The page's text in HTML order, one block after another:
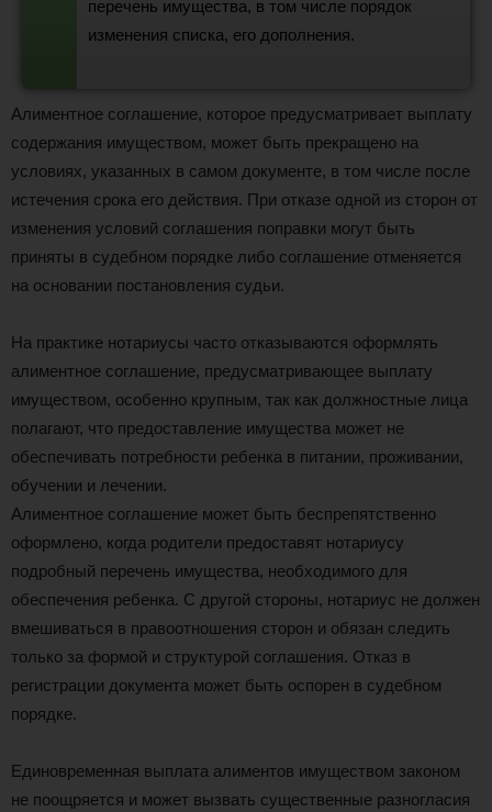
перечень имущества, в том числе порядок
изменения списка, его дополнения.
Алиментное соглашение, которое предусматривает выплату
содержания имуществом, может быть прекращено на
условиях, указанных в самом документе, в том числе после
истечения срока его действия. При отказе одной из сторон от
изменения условий соглашения поправки могут быть
приняты в судебном порядке либо соглашение отменяется
на основании постановления судьи.
На практике нотариусы часто отказываются оформлять
алиментное соглашение, предусматривающее выплату
имуществом, особенно крупным, так как должностные лица
полагают, что предоставление имущества может не
обеспечивать потребности ребенка в питании, проживании,
обучении и лечении.
Алиментное соглашение может быть беспрепятственно
оформлено, когда родители предоставят нотариусу
подробный перечень имущества, необходимого для
обеспечения ребенка. С другой стороны, нотариус не должен
вмешиваться в правоотношения сторон и обязан следить
только за формой и структурой соглашения. Отказ в
регистрации документа может быть оспорен в судебном
порядке.
Единовременная выплата алиментов имуществом законом
не поощряется и может вызвать существенные разногласия